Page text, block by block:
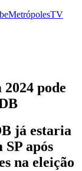
MetrópolesTV
pode
já estaria
após
na eleição